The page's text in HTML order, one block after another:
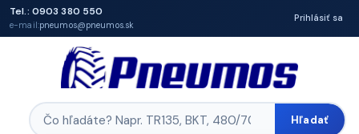
Tel.: 0903 380 550
e-mail:pneumos@pneumos.sk
Prihlásiť sa
Hľadať